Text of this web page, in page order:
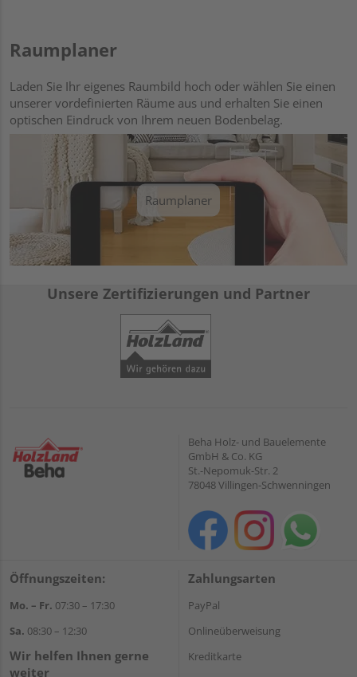
Raumplaner
Laden Sie Ihr eigenes Raumbild hoch oder wählen Sie einen
unserer vordefinierten Räume aus und erhalten Sie einen
optischen Eindruck von Ihrem neuen Bodenbelag.
Raumplaner
Unsere Zertifizierungen und Partner
Beha Holz- und Bauelemente
GmbH & Co. KG
St.-Nepomuk-Str. 2
78048 Villingen-Schwenningen
Öffnungszeiten:
Mo. – Fr. 07:30 – 17:30
Sa. 08:30 – 12:30
Wir helfen Ihnen gerne
weiter
Zahlungsarten
PayPal
Onlineüberweisung
Kreditkarte